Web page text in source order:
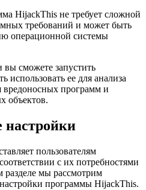
HijackThis не требует сложной
требований и может быть
операционной системы
вы сможете запустить
использовать ее для анализа
вредоносных программ и
объектов.
настройки
пользователям
с их потребностями
мы рассмотрим
программы HijackThis.